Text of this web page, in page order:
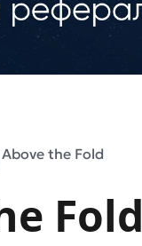
Above the Fold
Fold